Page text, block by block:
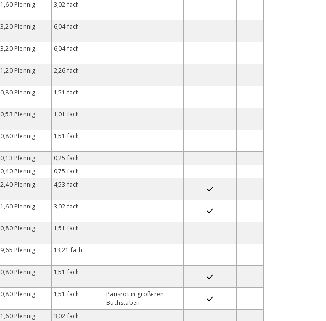
1,60 Pfennig 3,02 fach
3,20 Pfennig 6,04 fach
3,20 Pfennig 6,04 fach
1,20 Pfennig 2,26 fach
0,80 Pfennig 1,51 fach
0,53 Pfennig 1,01 fach
0,80 Pfennig 1,51 fach
0,13 Pfennig
0,25 fach
0,40 Pfennig
0,75 fach
2,40 Pfennig 4,53 fach
1,60 Pfennig 3,02 fach
0,80 Pfennig 1,51 fach
9,65 Pfennig 18,21 fach
0,80 Pfennig 1,51 fach
0,80 Pfennig 1,51 fach
Parisrot in größeren
Buchstaben
1,60 Pfennig 3,02 fach